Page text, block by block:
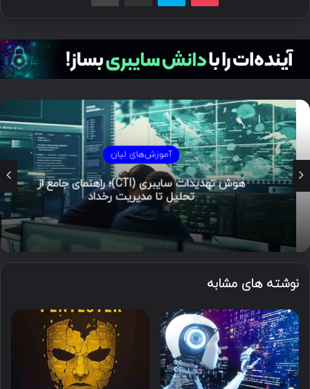
آموزش‌های لیان
هوش تهدیدات سایبری (CTI)؛ راهنمای جامع از
تحلیل تا مدیریت رخداد
نوشته های مشابه